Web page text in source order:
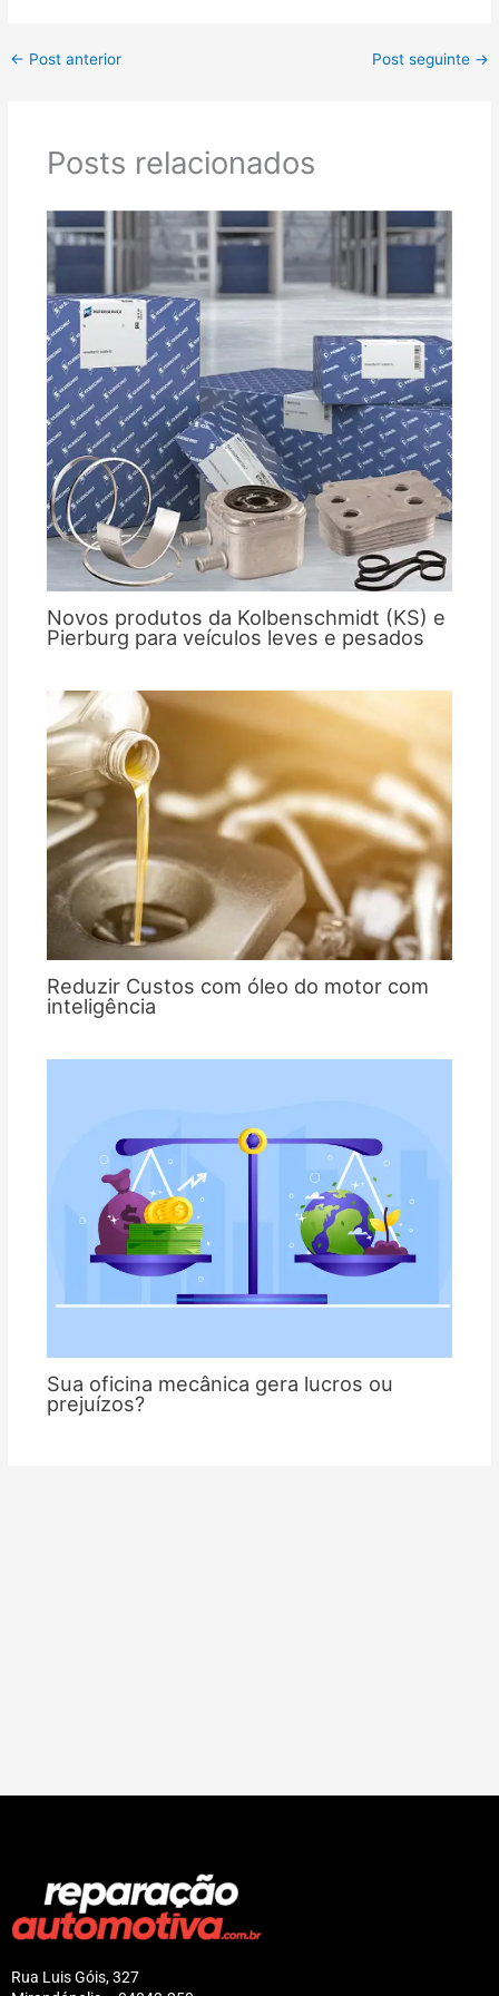
← Post anterior Post seguinte →
Posts relacionados
Novos produtos da Kolbenschmidt (KS) e
Pierburg para veículos leves e pesados
Reduzir Custos com óleo do motor com
inteligência
Sua oficina mecânica gera lucros ou
prejuízos?
Rua Luis Góis, 327